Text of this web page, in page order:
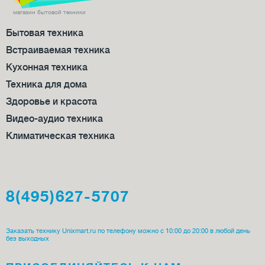
магазин бытовой техники
Бытовая техника
Встраиваемая техника
Кухонная техника
Техника для дома
Здоровье и красота
Видео-аудио техника
Климатическая техника
8(495)627-5707
Заказать технику Unixmart.ru по телефону можно с 10:00 до 20:00 в любой день
без выходных